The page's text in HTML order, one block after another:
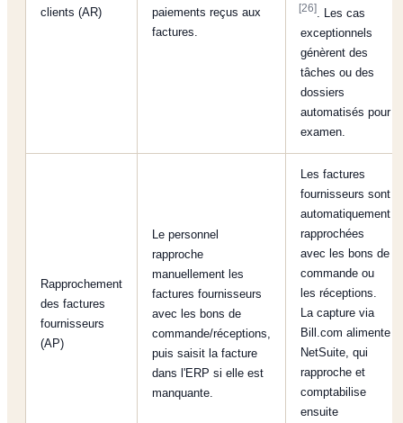
clients (AR)
paiements reçus aux
factures.
[26] . Les cas
exceptionnels
génèrent des
tâches ou des
dossiers
automatisés pour
examen.
Rapprochement
des factures
fournisseurs
(AP)
Le personnel
rapproche
manuellement les
factures fournisseurs
avec les bons de
commande/réceptions,
puis saisit la facture
dans l'ERP si elle est
manquante.
Les factures
fournisseurs sont
automatiquement
rapprochées
avec les bons de
commande ou
les réceptions.
La capture via
Bill.com alimente
NetSuite, qui
rapproche et
comptabilise
ensuite